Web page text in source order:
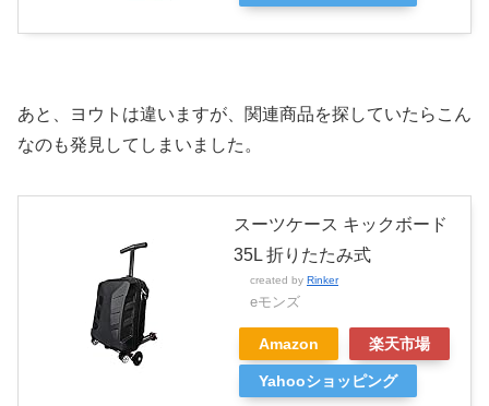
あと、ヨウトは違いますが、関連商品を探していたらこん
なのも発見してしまいました。
スーツケース キックボード
35L 折りたたみ式
created by Rinker
eモンズ
Amazon 楽天市場
Yahooショッピング